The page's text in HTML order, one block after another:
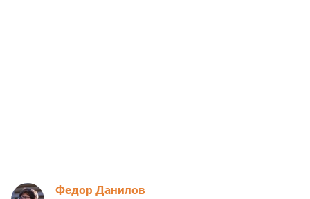
Федор Данилов